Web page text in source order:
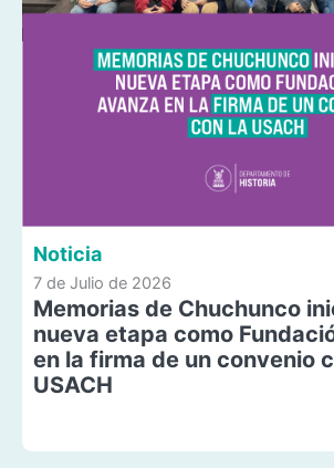
Noticia
7 de Julio de 2026
Memorias de Chuchunco
nueva etapa como
en la firma de un convenio
USACH